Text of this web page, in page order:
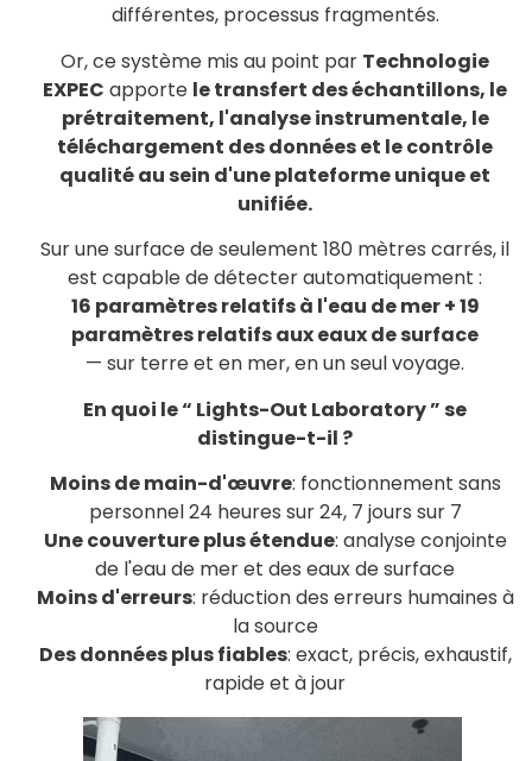
différentes, processus fragmentés.
Or, ce système mis au point par Technologie
EXPEC apporte le transfert des échantillons, le
prétraitement, l'analyse instrumentale, le
téléchargement des données et le contrôle
qualité au sein d'une plateforme unique et
unifiée.
Sur une surface de seulement 180 mètres carrés, il
est capable de détecter automatiquement :
16 paramètres relatifs à l'eau de mer + 19
paramètres relatifs aux eaux de surface
— sur terre et en mer, en un seul voyage.
En quoi le “ Lights-Out Laboratory ” se
distingue-t-il ?
Moins de main-d'œuvre: fonctionnement sans
personnel 24 heures sur 24, 7 jours sur 7
Une couverture plus étendue: analyse conjointe
de l'eau de mer et des eaux de surface
Moins d'erreurs: réduction des erreurs humaines à
la source
Des données plus fiables: exact, précis, exhaustif,
rapide et à jour